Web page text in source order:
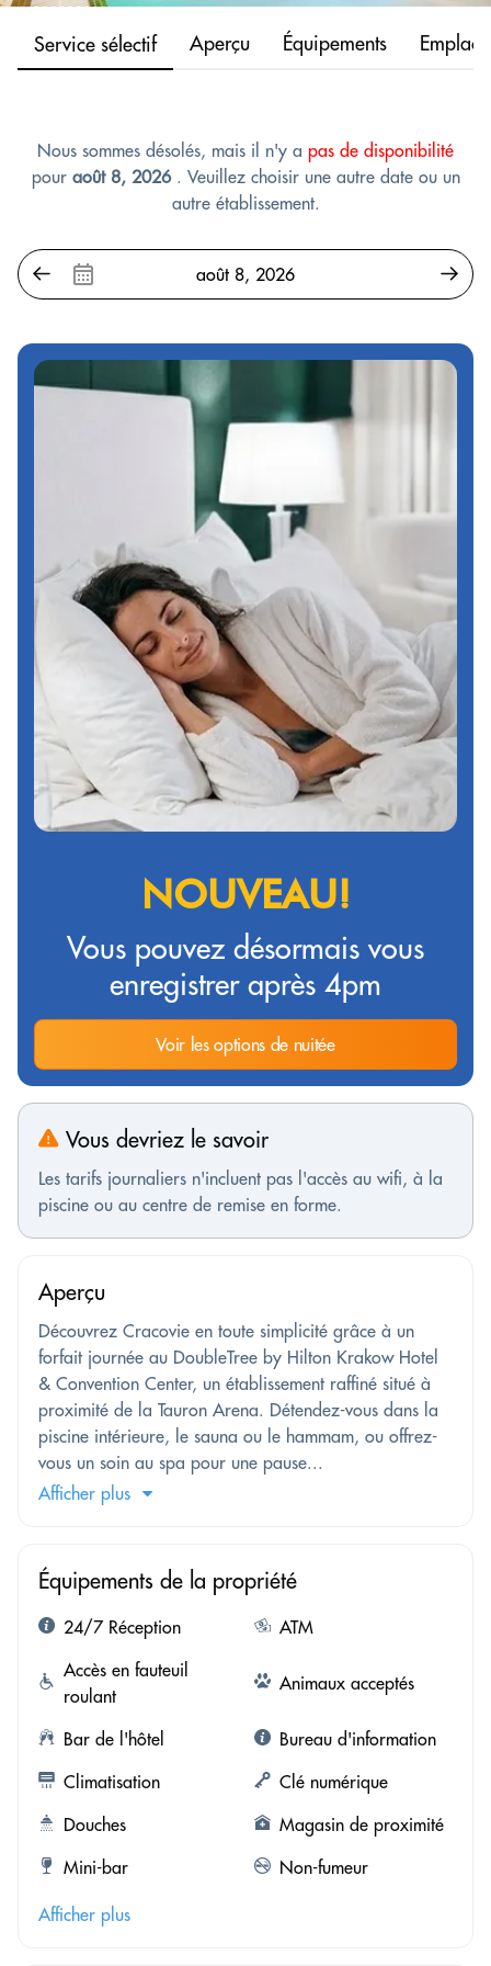
Service sélectif Aperçu Équipements
Nous sommes désolés, mais il n'y a pas de disponibilité
pour août 8, 2026. Veuillez choisir une autre date ou un
autre établissement.
NOUVEAU!
Vous pouvez désormais vous
enregistrer après 4pm
Voir les options de nuitée
Vous devriez le savoir
Les tarifs journaliers n'incluent pas l'accès au wifi, à la
piscine ou au centre de remise en forme.
Aperçu
Découvrez Cracovie en toute simplicité grâce à un
forfait journée au DoubleTree by Hilton Krakow Hotel
& Convention Center, un établissement raffiné situé à
proximité de la Tauron Arena. Détendez-vous dans la
piscine intérieure, le sauna ou le hammam, ou offrez-
vous un soin au spa pour une pause...
Afficher plus
Équipements de la propriété
24/7 Réception
ATM
Accès en fauteuil
roulant
Animaux acceptés
Bar de l'hôtel
Bureau d'information
Climatisation
Clé numérique
Douches
Magasin de proximité
Mini-bar
Non-fumeur
Afficher plus